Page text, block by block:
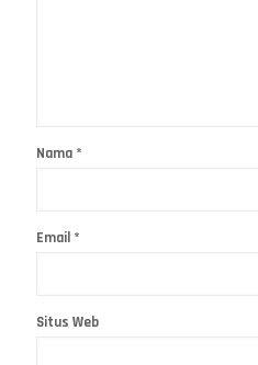
Nama *
Email *
Situs Web